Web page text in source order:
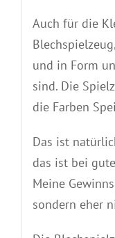
Auch für die
und in Form
sind. Die
die Farben
Das ist
das ist bei
Meine
sondern eher